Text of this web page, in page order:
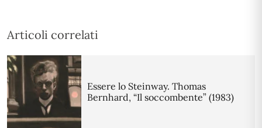
Articoli correlati
Essere lo Steinway. Thomas
Bernhard, “Il soccombente” (1983)